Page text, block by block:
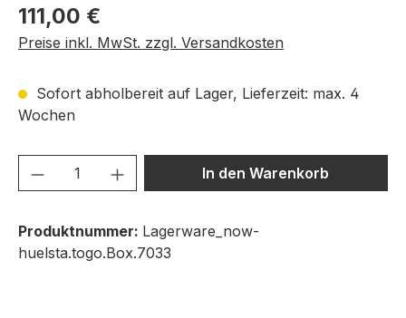
Regulärer Preis:
111,00 €
Preise inkl. MwSt. zzgl. Versandkosten
Sofort abholbereit auf Lager, Lieferzeit: max. 4
Wochen
Produkt Anzahl: Gib denIn den Warenkorb
Produktnummer: Lagerware_now-
huelsta.togo.Box.7033